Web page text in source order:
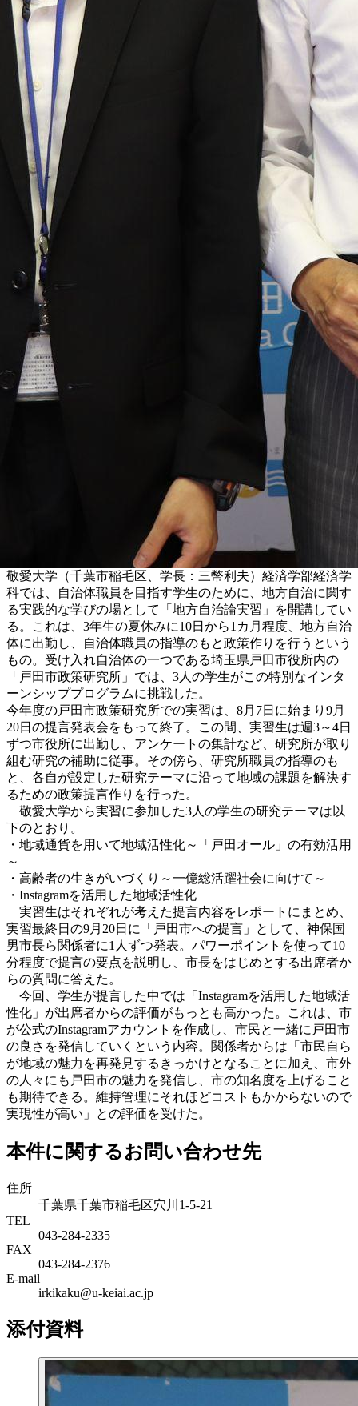
敬愛大学（千葉市稲毛区、学長：三幣利夫）経済学部経済学
科では、自治体職員を目指す学生のために、地方自治に関す
る実践的な学びの場として「地方自治論実習」を開講してい
る。これは、3年生の夏休みに10日から1カ月程度、地方自治
体に出勤し、自治体職員の指導のもと政策作りを行うという
もの。受け入れ自治体の一つである埼玉県戸田市役所内の
「戸田市政策研究所」では、3人の学生がこの特別なインタ
ーンシッププログラムに挑戦した。
今年度の戸田市政策研究所での実習は、8月7日に始まり9月
20日の提言発表会をもって終了。この間、実習生は週3～4日
ずつ市役所に出勤し、アンケートの集計など、研究所が取り
組む研究の補助に従事。その傍ら、研究所職員の指導のも
と、各自が設定した研究テーマに沿って地域の課題を解決す
るための政策提言作りを行った。
敬愛大学から実習に参加した3人の学生の研究テーマは以
下のとおり。
・地域通貨を用いて地域活性化～「戸田オール」の有効活用
～
・高齢者の生きがいづくり～一億総活躍社会に向けて～
・Instagramを活用した地域活性化
実習生はそれぞれが考えた提言内容をレポートにまとめ、
実習最終日の9月20日に「戸田市への提言」として、神保国
男市長ら関係者に1人ずつ発表。パワーポイントを使って10
分程度で提言の要点を説明し、市長をはじめとする出席者か
らの質問に答えた。
今回、学生が提言した中では「Instagramを活用した地域活
性化」が出席者からの評価がもっとも高かった。これは、市
が公式のInstagramアカウントを作成し、市民と一緒に戸田市
の良さを発信していくという内容。関係者からは「市民自ら
が地域の魅力を再発見するきっかけとなることに加え、市外
の人々にも戸田市の魅力を発信し、市の知名度を上げること
も期待できる。維持管理にそれほどコストもかからないので
実現性が高い」との評価を受けた。
本件に関するお問い合わせ先
住所
千葉県千葉市稲毛区穴川1-5-21
TEL
043-284-2335
FAX
043-284-2376
E-mail
irkikaku@u-keiai.ac.jp
添付資料